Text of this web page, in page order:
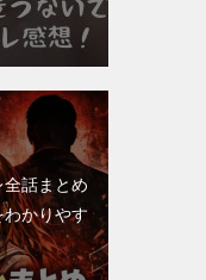
話まとめ
かりやす